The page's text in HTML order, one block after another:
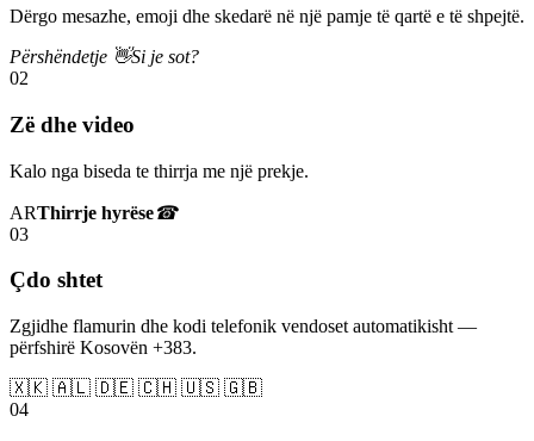
Dërgo mesazhe, emoji dhe skedarë në një pamje të qartë e të shpejtë.
Përshëndetje 👋Si je sot?
02
Zë dhe video
Kalo nga biseda te thirrja me një prekje.
ARThirrje hyrëse☎
03
Çdo shtet
Zgjidhe flamurin dhe kodi telefonik vendoset automatikisht —
përfshirë Kosovën +383.
🇽🇰 🇦🇱 🇩🇪 🇨🇭 🇺🇸 🇬🇧
04